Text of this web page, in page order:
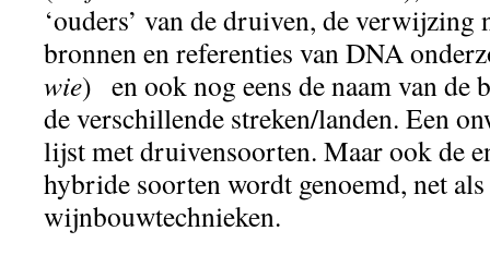
‘ouders’ van de druiven, de verwijzing
bronnen en referenties van DNA
wie) en ook nog eens de naam van de
de verschillende streken/landen. Een
lijst met druivensoorten. Maar ook de
hybride soorten wordt genoemd, net
wijnbouwtechnieken.